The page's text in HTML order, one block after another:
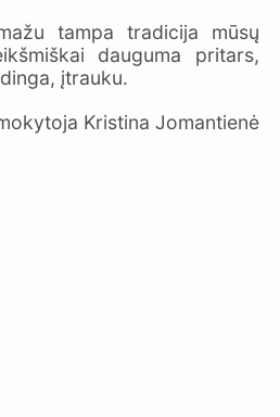
tampa tradicija mūsų
dauguma pritars,
įtrauku.
Kristina Jomantienė